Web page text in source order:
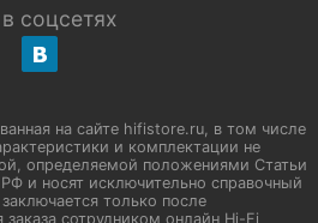
соцсетях
на сайте hifistore.ru, в том числе
и комплектации не
определяемой положениями Статьи
и носят исключительно справочный
только после
сотрудником онлайн Hi-Fi